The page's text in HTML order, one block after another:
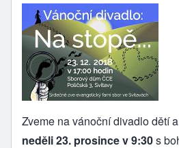
Zveme na vánoční divadlo dětí
neděli 23. prosince v 9:30s